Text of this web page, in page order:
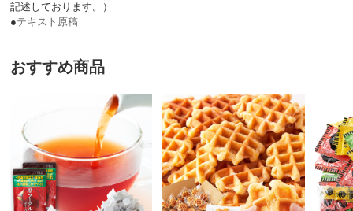
記述しております。）
●テキスト原稿
おすすめ商品